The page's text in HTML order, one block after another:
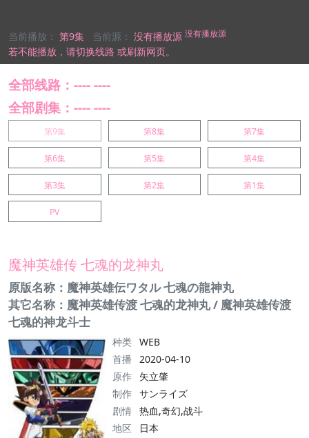
当前播放： 第9集 当前源： 没有播放源 没有播放源
若不能播放， 请切换线路 或刷新网页。
全部线路：---- ----
全部剧集：---- ----
第9集 第8集 第7集
第6集 第5集 第4集
第3集 第2集 第1集
PV
魔神英雄传 七魂的龙神丸
原版名称：魔神英雄伝ワタル 七魂の龍神丸
其它名称：魔神英雄传渡 七魂的龙神丸 / 魔神英雄传渡
七魂的神龙斗士
种类 WEB
首播
2020-04-10
原作
矢立肇
制作 サンライズ
剧情 热血,奇幻,战斗
地区
日本